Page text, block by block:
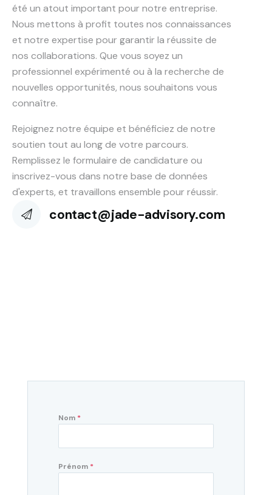
été un atout important pour notre entreprise.
Nous mettons à profit toutes nos connaissances
et notre expertise pour garantir la réussite de
nos collaborations. Que vous soyez un
professionnel expérimenté ou à la recherche de
nouvelles opportunités, nous souhaitons vous
connaître.
Rejoignez notre équipe et bénéficiez de notre
soutien tout au long de votre parcours.
Remplissez le formulaire de candidature ou
inscrivez-vous dans notre base de données
d'experts, et travaillons ensemble pour réussir.
contact@jade-advisory.com
Nom *
Prénom *